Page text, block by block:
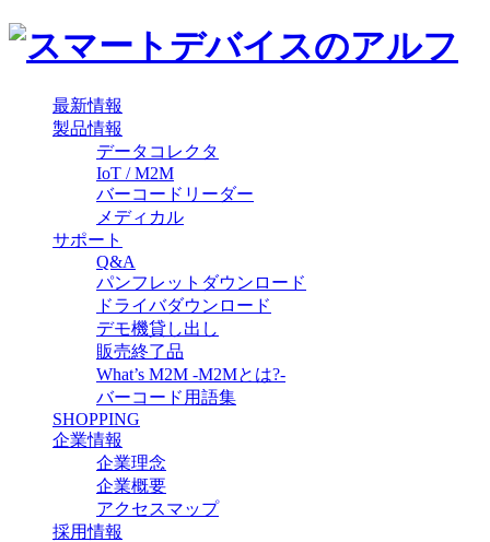
最新情報
製品情報
データコレクタ
IoT / M2M
バーコードリーダー
メディカル
サポート
Q&A
パンフレットダウンロード
ドライバダウンロード
デモ機貸し出し
販売終了品
What’s M2M -M2Mとは?-
バーコード用語集
SHOPPING
企業情報
企業理念
企業概要
アクセスマップ
採用情報